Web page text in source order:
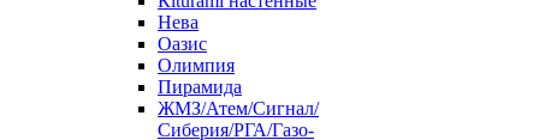
Нева
Оазис
Олимпия
Пирамида
ЖМЗ/Атем/Сигнал/
Сиберия/РГА/Газо-